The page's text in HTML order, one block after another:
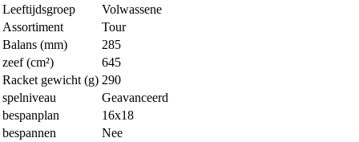
Leeftijdsgroep
Volwassene
Assortiment
Tour
Balans (mm)
285
zeef (cm²)
645
Racket gewicht (g) 290
spelniveau
Geavanceerd
bespanplan
16x18
bespannen
Nee